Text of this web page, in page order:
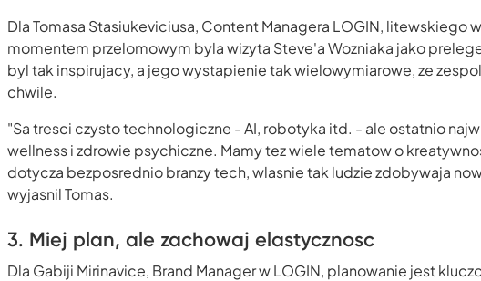
Dla Tomasa Stasiukeviciusa, Content Managera LOGIN, litewskiego
momentem przelomowym byla wizyta Steve'a Wozniaka jako
byl tak inspirujacy, a jego wystapienie tak wielowymiarowe, ze
chwile.
"Sa tresci czysto technologiczne - AI, robotyka itd. - ale ostatnio
wellness i zdrowie psychiczne. Mamy tez wiele tematow o
dotycza bezposrednio branzy tech, wlasnie tak ludzie zdobywaja
wyjasnil Tomas.
3. Miej plan, ale zachowaj elastycznosc
Dla Gabiji Mirinavice, Brand Manager w LOGIN, planowanie jest